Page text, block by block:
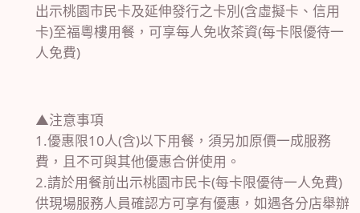
出示桃園市民卡及延伸發行之卡別(含虛擬卡、信用
卡)至福粵樓用餐，可享每人免收茶資(每卡限優待一
人免費)
▲注意事項
1.優惠限10人(含)以下用餐，須另加原價一成服務
費，且不可與其他優惠合併使用。
2.請於用餐前出示桃園市民卡(每卡限優待一人免費)
供現場服務人員確認方可享有優惠，如遇各分店舉辦